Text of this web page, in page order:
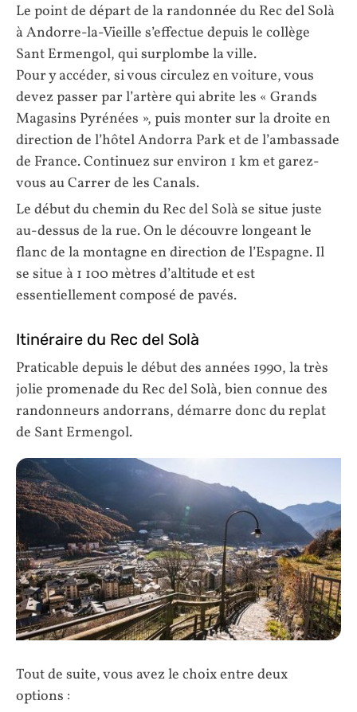
Le point de départ de la randonnée du Rec del Solà
à Andorre-la-Vieille s’effectue depuis le collège
Sant Ermengol, qui surplombe la ville.
Pour y accéder, si vous circulez en voiture, vous
devez passer par l’artère qui abrite les « Grands
Magasins Pyrénées », puis monter sur la droite en
direction de l’hôtel Andorra Park et de l’ambassade
de France. Continuez sur environ 1 km et garez-
vous au Carrer de les Canals.
Le début du chemin du Rec del Solà se situe juste
au-dessus de la rue. On le découvre longeant le
flanc de la montagne en direction de l’Espagne. Il
se situe à 1 100 mètres d’altitude et est
essentiellement composé de pavés.
Itinéraire du Rec del Solà
Praticable depuis le début des années 1990, la très
jolie promenade du Rec del Solà, bien connue des
randonneurs andorrans, démarre donc du replat
de Sant Ermengol.
Tout de suite, vous avez le choix entre deux
options :